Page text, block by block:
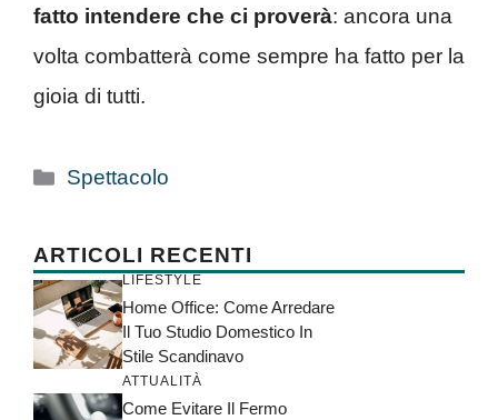
fatto intendere che ci proverà: ancora una
volta combatterà come sempre ha fatto per la
gioia di tutti.
Categorie
Spettacolo
ARTICOLI RECENTI
LIFESTYLE
Home Office: Come Arredare
Il Tuo Studio Domestico In
Stile Scandinavo
ATTUALITÀ
Come Evitare Il Fermo